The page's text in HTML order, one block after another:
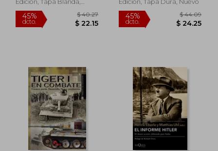
45%
dcto. $ 34.89
45%
dcto. $
Edición, Tapa Blanda,
Nuevo
Edición, Tapa Dura, Nuevo